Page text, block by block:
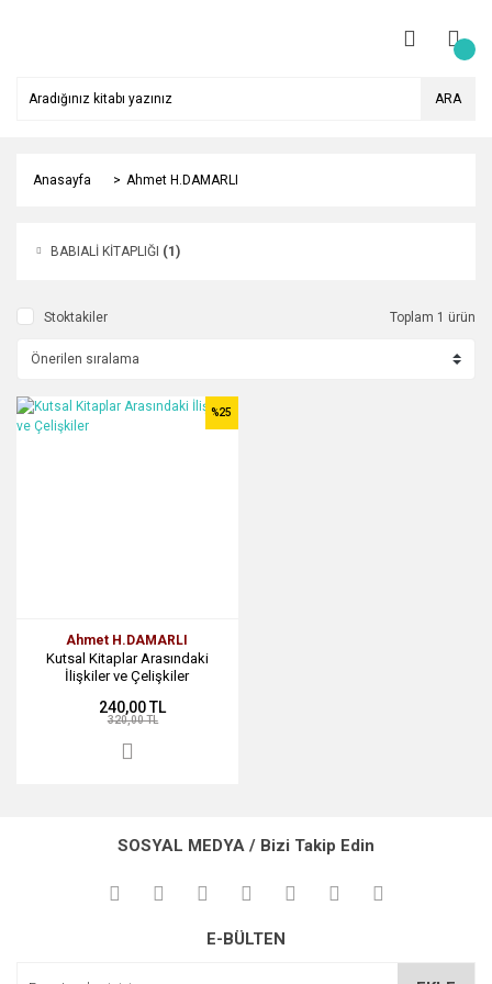
ARA
Anasayfa Ahmet H.DAMARLI
BABIALİ KİTAPLIĞI (1)
Stoktakiler Toplam 1 ürün
Ahmet H.DAMARLI
Kutsal Kitaplar Arasındaki
İlişkiler ve Çelişkiler
%25
240,00 TL
320,00 TL
SOSYAL MEDYA / Bizi Takip Edin
E-BÜLTEN